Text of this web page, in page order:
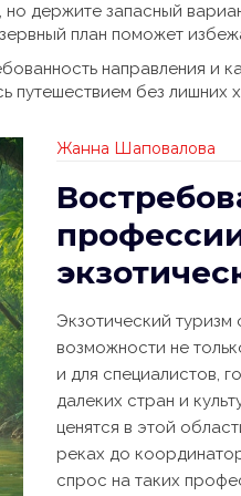
но держите запасный
план поможет
направления и
путешествием без лишних
Жанна Шаповалова
Экзотический туризм
возможности не
и для специалистов,
далеких стран и
ценятся в этой
реках до
спрос на таких